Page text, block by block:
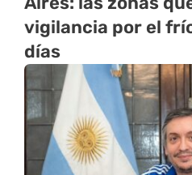
vigilancia por el
días